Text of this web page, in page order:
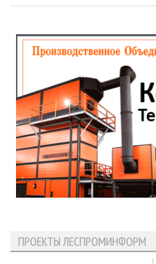
ПРОЕКТЫ ЛЕСПРОМИНФОРМ